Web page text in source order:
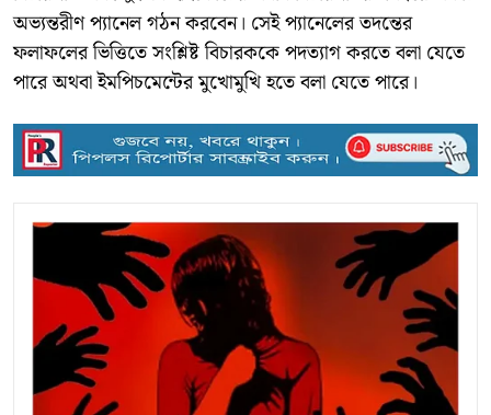
অভ্যন্তরীণ প্যানেল গঠন করবেন। সেই প্যানেলের তদন্তের
ফলাফলের ভিত্তিতে সংশ্লিষ্ট বিচারককে পদত্যাগ করতে বলা যেতে
পারে অথবা ইমপিচমেন্টের মুখোমুখি হতে বলা যেতে পারে।